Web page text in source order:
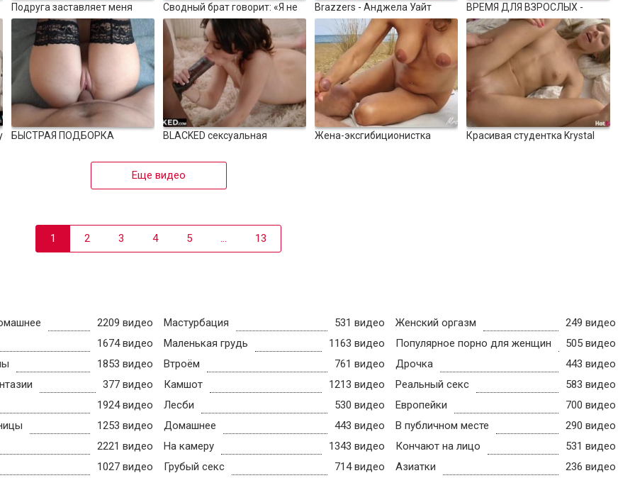
Подруга заставляет меня
кончить в 3 раза лучше
дрочки с окантовкой
Сводный брат говорит: «Я не
знаю, могу ли я доверять
тебе». Ты всегда идешь за
моей спермой!&quot; С7:Е8
Brazzers - Анджела Уайт
отвечает на несколько
вопросов перед тем, как
заняться горячим анальным
сексом с Мануэлем Феррарой
ВРЕМЯ ДЛЯ ВЗРОСЛЫХ -
Christie Stevens использует
гель NURU, чтобы засунуть
член зятя в ее киску милфы
13:02
БЫСТРАЯ ПОДБОРКА
05:40
BLACKED сексуальная
100%
4353 12:32
Жена-эксгибиционистка
100%
4248 16:40
Красивая студентка Krystal
100%
4137
Еще видео
1 2 3 4 5 ... 13
2209 видео
1674 видео
1853 видео
377 видео
1924 видео
1253 видео
2221 видео
1027 видео
Мастурбация
531 видео
Маленькая грудь
1163 видео
Втроём
761 видео
Камшот
1213 видео
Лесби
530 видео
Домашнее
443 видео
На камеру
1343 видео
Грубый секс
714 видео
Женский оргазм
249 видео
Популярное порно для женщин
505 видео
Дрочка
443 видео
Реальный секс
583 видео
Европейки
700 видео
В публичном месте
290 видео
Кончают на лицо
531 видео
Азиатки
236 видео